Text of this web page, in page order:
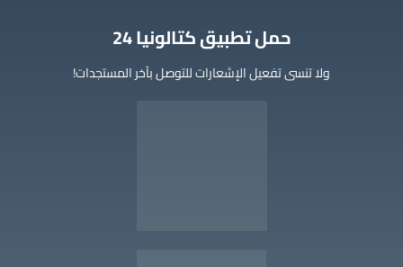
‫حمل تطبيق كتالونيا 24
ولا تنسى تفعيل الإشعارات للتوصل بآخر المستجدات!